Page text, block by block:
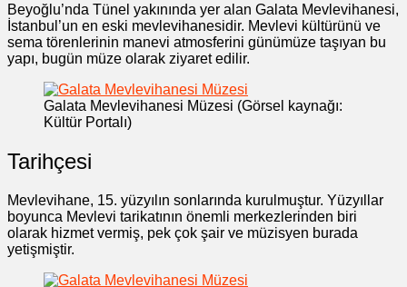
Beyoğlu’nda Tünel yakınında yer alan Galata Mevlevihanesi,
İstanbul’un en eski mevlevihanesidir. Mevlevi kültürünü ve
sema törenlerinin manevi atmosferini günümüze taşıyan bu
yapı, bugün müze olarak ziyaret edilir.
Galata Mevlevihanesi Müzesi (Görsel kaynağı:
Kültür Portalı)
Tarihçesi
Mevlevihane, 15. yüzyılın sonlarında kurulmuştur. Yüzyıllar
boyunca Mevlevi tarikatının önemli merkezlerinden biri
olarak hizmet vermiş, pek çok şair ve müzisyen burada
yetişmiştir.